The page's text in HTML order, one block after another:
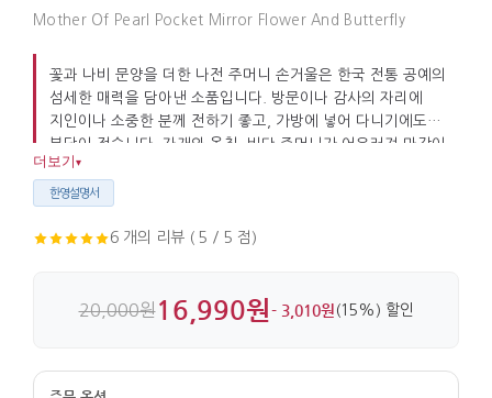
Mother Of Pearl Pocket Mirror Flower And Butterfly
꽃과 나비 문양을 더한 나전 주머니 손거울은 한국 전통 공예의
섬세한 매력을 담아낸 소품입니다. 방문이나 감사의 자리에
지인이나 소중한 분께 전하기 좋고, 가방에 넣어 다니기에도
부담이 적습니다. 자개와 옻칠, 비단 주머니가 어우러져 마감이
깔끔합니다.
더보기 ▾
한영설명서
6 개의 리뷰 ( 5 / 5 점)
20,000원16,990원- 3,010원 (15%) 할인